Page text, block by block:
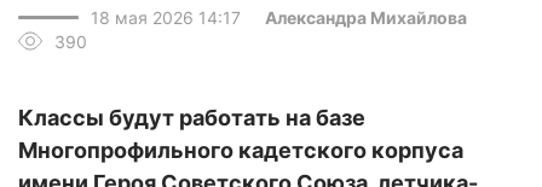
18 мая 2026 14:17
Александра Михайлова
390
Классы будут работать на базе
Многопрофильного кадетского корпуса